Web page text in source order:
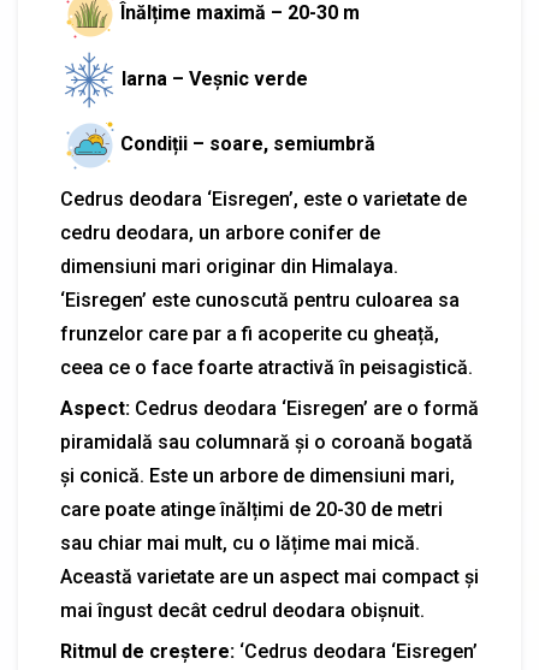
Înălțime maximă – 20-30 m
Iarna – Veșnic verde
Condiții – soare, semiumbră
Cedrus deodara ‘Eisregen’, este o varietate de
cedru deodara, un arbore conifer de
dimensiuni mari originar din Himalaya.
‘Eisregen’ este cunoscută pentru culoarea sa
frunzelor care par a fi acoperite cu gheață,
ceea ce o face foarte atractivă în peisagistică.
Aspect: Cedrus deodara ‘Eisregen’ are o formă
piramidală sau columnară și o coroană bogată
și conică. Este un arbore de dimensiuni mari,
care poate atinge înălțimi de 20-30 de metri
sau chiar mai mult, cu o lățime mai mică.
Această varietate are un aspect mai compact și
mai îngust decât cedrul deodara obișnuit.
Ritmul de creștere: ‘Cedrus deodara ‘Eisregen’